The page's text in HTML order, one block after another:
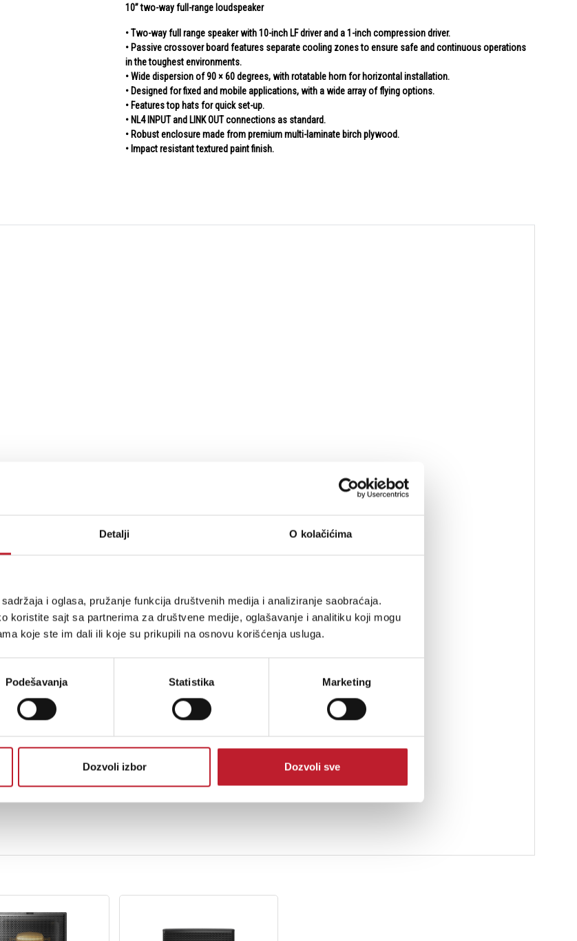
Detalji O kolačićima
i oglasa, pružanje funkcija društvenih medija i analiziranje saobraćaja.
koristite sajt sa partnerima za društvene medije, oglašavanje i analitiku koji mogu
koje ste im dali ili koje su prikupili na osnovu korišćenja usluga.
Podešavanja Statistika Marketing
Dozvoli izbor Dozvoli sve
10” two-way full-range loudspeaker
• Two-way full range speaker with 10-inch LF driver and a 1-inch compression driver.
• Passive crossover board features separate cooling zones to ensure safe and continuous operations
in the toughest environments.
• Wide dispersion of 90 × 60 degrees, with rotatable horn for horizontal installation.
• Designed for fixed and mobile applications, with a wide array of flying options.
• Features top hats for quick set-up.
• NL4 INPUT and LINK OUT connections as standard.
• Robust enclosure made from premium multi-laminate birch plywood.
• Impact resistant textured paint finish.